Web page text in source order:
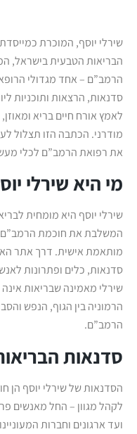
שירלי יוסף, המוכרת
הבריאות הטבעית בישראל,
הרמב”ם – אחד מגדולי
סדנאות, הרצאות ותוכניות
לאמץ אורח חיים בריא
מודרני. הכתבה הזו תצלול
את רפואת הרמב”ם לכלי
מי היא שירלי
שירלי יוסף היא מומחית
המשלבת את חוכמת הרמב”ם
מותאמת אישית. דרך אתר
סדנאות, כלים ופתרונות
שירלי מאמינה שבריאות
הרמוניה בין הגוף, הנפש
הרמב”ם.
סדנאות
הסדנאות של שירלי יוסף הן
לקהל מגוון – החל מאנשים
ועד ארגונים וחברות